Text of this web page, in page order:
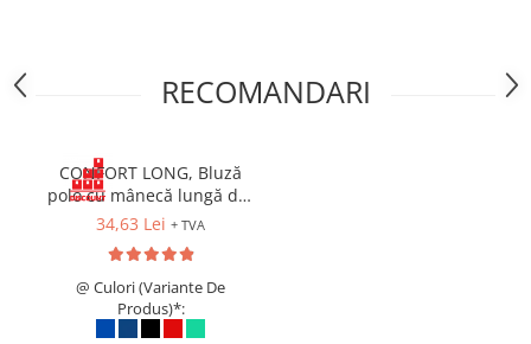
Sorturi ignifuge
Pantofi outdoor
Pantofi de lucru O1
Pantofi de lucru O2
Pantofi de protecție S1
Pantofi de protecție OB
RECOMANDARI
CONFORT LONG, Bluză
polo cu mânecă lungă din
bumbac 100%, 190 g/mp
34,63 Lei + TVA
@ Culori (Variante De
Produs)*: